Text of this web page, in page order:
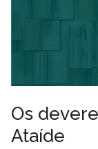
Os
Ataíde